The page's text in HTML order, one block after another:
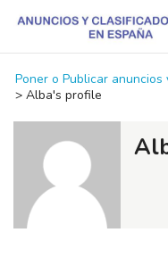
Poner o Publicar
> Alba's profile